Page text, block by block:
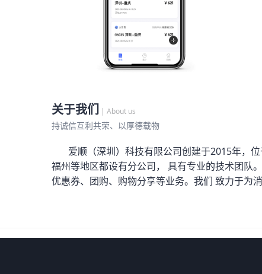
关于我们 | About us
持诚信互利共荣、以厚德载物
爱顺（深圳）科技有限公司创建于2015年，位
福州等地区都设有分公司， 具有专业的技术团队
优惠券、团购、购物分享等业务。我们 致力于为